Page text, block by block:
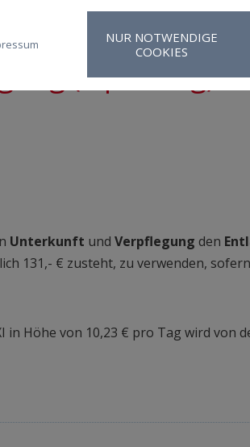
(€ pro Tag)
Unterkunft und Verpflegung den
131,- € zusteht, zu verwenden,
in Höhe von 10,23 € pro Tag wird von
NUR NOTWENDIGE
COOKIES